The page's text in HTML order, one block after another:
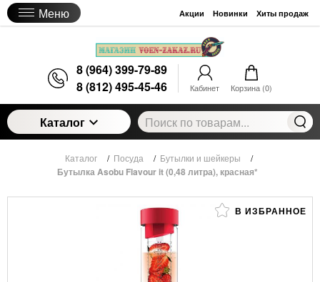
Меню Акции Новинки Хиты продаж
8 (964) 399-79-89
8 (812) 495-45-46
Кабинет Корзина (0)
Каталог
Каталог / Посуда / Бутылки и шейкеры /
Бутылка Asobu Flavour it (0,48 литра), красная*
В ИЗБРАННОЕ